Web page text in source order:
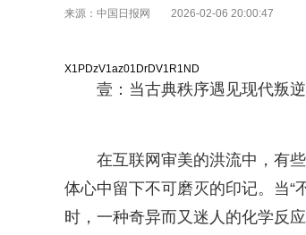
来源：中国日报网 2026-02-06 20:00:47
X1PDzV1az01DrDV1R1ND
壹：当古典秩序遇见现代叛
在互联网审美的洪流中，有
体心中留下不可磨灭的印记。当“
时，一种奇异而又迷人的化学反